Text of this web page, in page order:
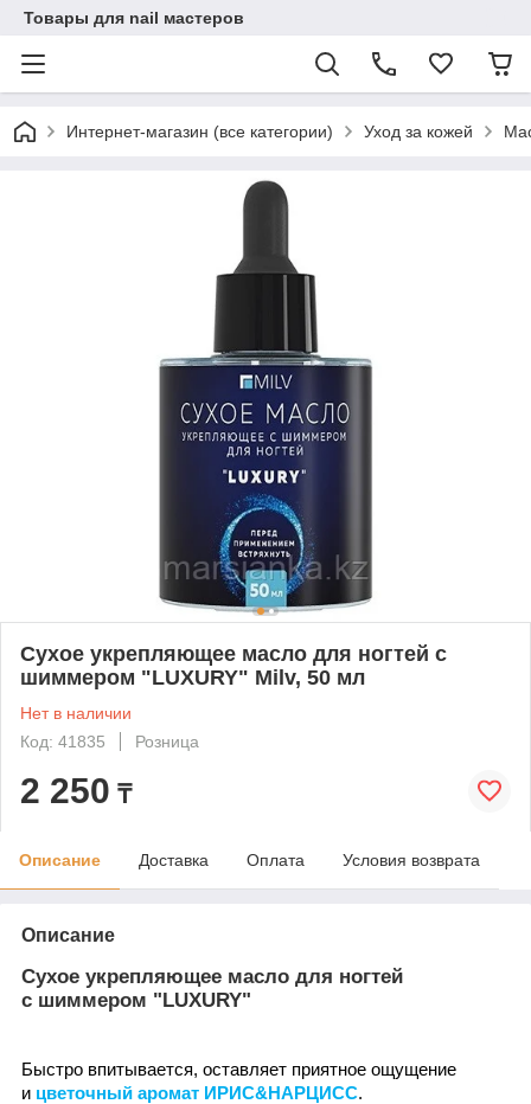
Товары для nail мастеров
Интернет-магазин (все категории) Уход за кожей
Сухое укрепляющее масло для ногтей с
шиммером "LUXURY" Milv, 50 мл
Нет в наличии
Код: 41835
Розница
2 250 ₸
Описание Доставка Оплата Условия возврата
Описание
Сухое укрепляющее масло для ногтей
с шиммером "LUXURY"
Быстро впитывается, оставляет приятное ощущение
и цветочный аромат ИРИС&НАРЦИСС.